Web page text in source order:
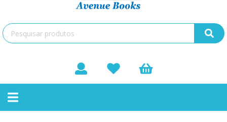
Toggle
navigation
Bricolage